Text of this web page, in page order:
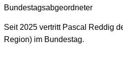
Bundestagsabgeordneter
Seit 2025 vertritt Pascal Reddig
Region) im Bundestag.